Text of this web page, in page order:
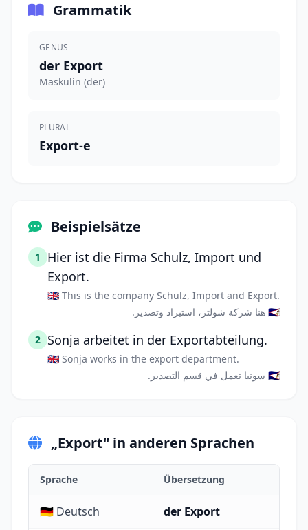
Grammatik
GENUS
der Export
Maskulin (der)
PLURAL
Export-e
Beispielsätze
1
Hier ist die Firma Schulz, Import und
Export.
🇬🇧 This is the company Schulz, Import and Export.
🇸🇦 هنا شركة شولتز، استيراد وتصدير.
2 Sonja arbeitet in der Exportabteilung.
🇬🇧 Sonja works in the export department.
🇸🇦 سونيا تعمل في قسم التصدير.
„Export" in anderen Sprachen
Sprache Übersetzung
🇩🇪 Deutsch der Export